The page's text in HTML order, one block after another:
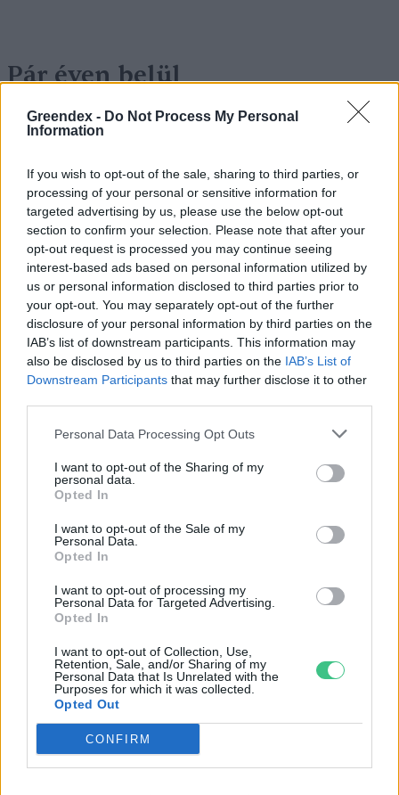
Greendex - Do Not Process My Personal
Information
If you wish to opt-out of the sale, sharing to third parties, or
processing of your personal or sensitive information for
targeted advertising by us, please use the below opt-out
section to confirm your selection. Please note that after your
opt-out request is processed you may continue seeing
interest-based ads based on personal information utilized by
us or personal information disclosed to third parties prior to
your opt-out. You may separately opt-out of the further
disclosure of your personal information by third parties on the
IAB’s list of downstream participants. This information may
also be disclosed by us to third parties on the IAB’s List of
Downstream Participants that may further disclose it to other
Personal Data Processing Opt Outs
I want to opt-out of the Sharing of my
personal data.
Opted In
I want to opt-out of the Sale of my
Personal Data.
Opted In
I want to opt-out of processing my
Personal Data for Targeted Advertising.
Opted In
I want to opt-out of Collection, Use,
Retention, Sale, and/or Sharing of my
Personal Data that Is Unrelated with the
Purposes for which it was collected.
Opted Out
CONFIRM
Pár éven belül
szivacsvárosokká kellene
alakítanunk a településeinket –
Podcast
PODCAST Novák Zsombor 2 perc
Szöllősi Gáborral, a Gardenfutura ügyvezetőjével beszélgettünk.
Történelmi aszály sújtja Nagy-
Britanniát is
SZEMLE